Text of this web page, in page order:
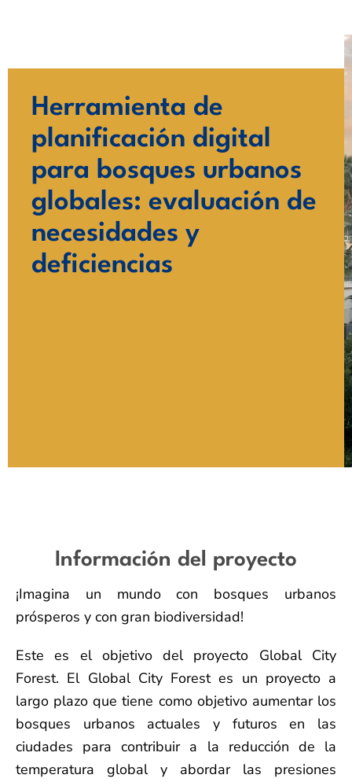
Herramienta de
planificación digital
para bosques urbanos
globales: evaluación de
necesidades y
deficiencias
Información del proyecto
¡Imagina un mundo con bosques urbanos
prósperos y con gran biodiversidad!
Este es el objetivo del proyecto Global City
Forest. El Global City Forest es un proyecto a
largo plazo que tiene como objetivo aumentar los
bosques urbanos actuales y futuros en las
ciudades para contribuir a la reducción de la
temperatura global y abordar las presiones